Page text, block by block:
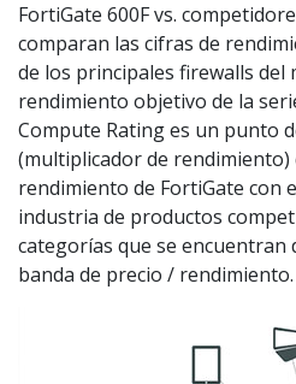
FortiGate 600F vs.
comparan las cifras de
de los principales firewalls del
rendimiento objetivo de la
Compute Rating es un punto
(multiplicador de rendimiento)
rendimiento de FortiGate con
industria de productos
categorías que se encuentran
banda de precio / rendimiento.